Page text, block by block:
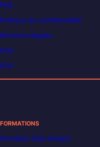
FAQ
Politique de confidentialité
Mentions légales
CGU
CGV
FORMATIONS
Formation Data Analyst